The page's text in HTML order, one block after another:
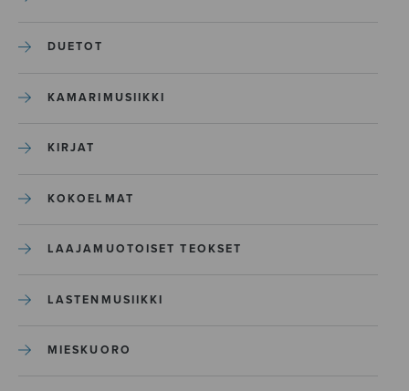
DUETOT
KAMARIMUSIIKKI
KIRJAT
KOKOELMAT
LAAJAMUOTOISET TEOKSET
LASTENMUSIIKKI
MIESKUORO